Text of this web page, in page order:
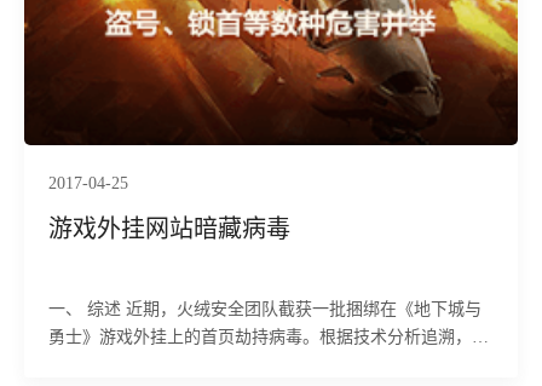
2017-04-25
游戏外挂网站暗藏病毒
一、 综述 近期，火绒安全团队截获一批捆绑在《地下城与
勇士》游戏外挂上的首页劫持病毒。根据技术分析追溯，我